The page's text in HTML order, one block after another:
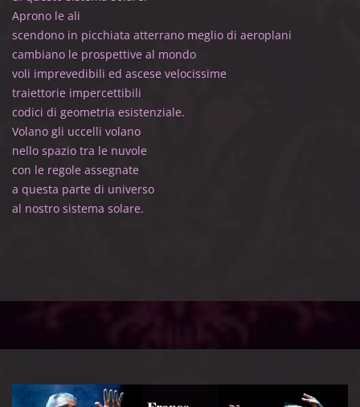
Aprono le ali
scendono in picchiata atterrano meglio di aeroplani
cambiano le prospettive al mondo
voli imprevedibili ed ascese velocissime
traiettorie impercettibili
codici di geometria esistenziale.
Volano gli uccelli volano
nello spazio tra le nuvole
con le regole assegnate
a questa parte di universo
al nostro sistema solare.